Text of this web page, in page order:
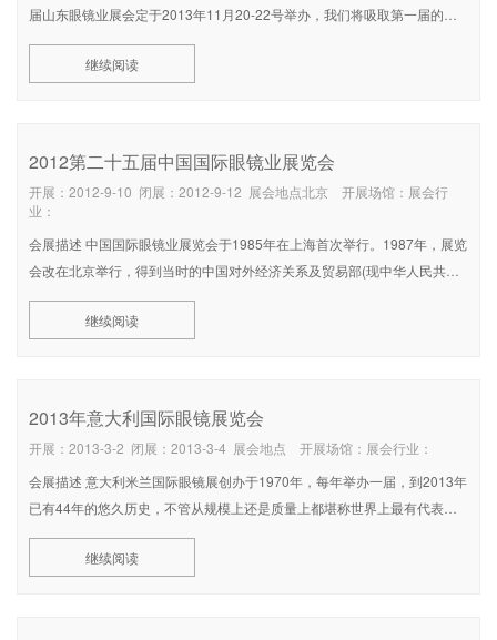
届山东眼镜业展会定于2013年11月20-22号举办，我们将吸取第一届的经
验与客户反馈意见，对展会的操作模式与宣传方案进行了调整。 在总结首
届眼镜展的基础上，“第二届山东眼镜展会”进一步创新发展、
继续阅读
2012第二十五届中国国际眼镜业展览会
开展：2012-9-10 闭展：2012-9-12 展会地点北京 开展场馆：展会行
业：
会展描述 中国国际眼镜业展览会于1985年在上海首次举行。1987年，展览
会改在北京举行，得到当时的中国对外经济关系及贸易部(现中华人民共和
国商务部)批准，成为官方认可的国际眼镜业展览会。由于眼镜行业归国家
轻工业部(现中国轻工业联合会)管辖，因此本展自那年起一直得到该部的赞
继续阅读
2013年意大利国际眼镜展览会
开展：2013-3-2 闭展：2013-3-4 展会地点 开展场馆：展会行业：
会展描述 意大利米兰国际眼镜展创办于1970年，每年举办一届，到2013年
已有44年的悠久历史，不管从规模上还是质量上都堪称世界上最有代表最
具规模的眼镜展览会，被誉为眼镜界的奥林匹克。由于该展览会展出的展品
种类齐全、档次高，意大利本身是眼镜业的鼻祖每年推陈出新的款式和技术
继续阅读